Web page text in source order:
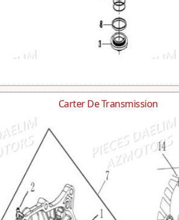
Carter De Transmission